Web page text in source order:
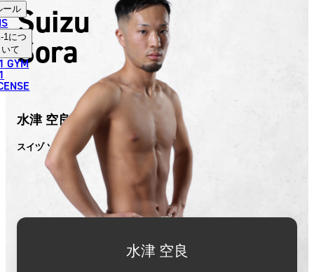
中文（简体）
中文（繁體）
ไทย
العربية
ール
1につ
いて
GYM
Suizu
Sora
水津 空良
スイヅ ソラ
水津 空良